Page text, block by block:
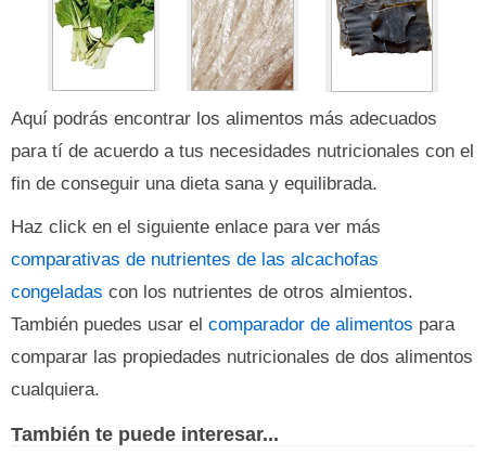
Aquí podrás encontrar los alimentos más adecuados
para tí de acuerdo a tus necesidades nutricionales con el
fin de conseguir una dieta sana y equilibrada.
Haz click en el siguiente enlace para ver más
comparativas de nutrientes de las alcachofas
congeladas con los nutrientes de otros almientos.
También puedes usar el comparador de alimentos para
comparar las propiedades nutricionales de dos alimentos
cualquiera.
También te puede interesar...